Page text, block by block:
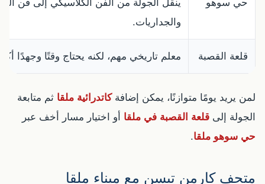
حي سوهو
ينقل الجولة من الفن الكلاسيكي إلى فن
والجداريات.
قلعة القصبة معلم تاريخي مهم، لكنه يحتاج وقتًا وجهدًا
لمن يريد يومًا متوازنًا، يمكن إضافةكاتدرائية ملقا ثم متابعة
الجولة إلى قلعة القصبة في ملقا أو اختيار مسار أخف عبر
حي سوهو ملقا.
متحف كارمن تيسن مع ميناء ملقا